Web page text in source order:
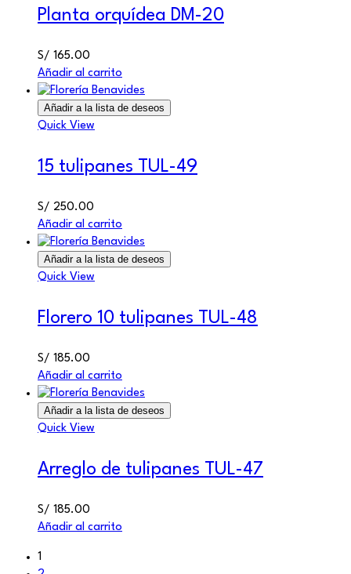
Planta orquídea DM-20
S/ 165.00
Añadir al carrito
Añadir a la lista de deseos
Quick View
15 tulipanes TUL-49
S/ 250.00
Añadir al carrito
Añadir a la lista de deseos
Quick View
Florero 10 tulipanes TUL-48
S/ 185.00
Añadir al carrito
Añadir a la lista de deseos
Quick View
Arreglo de tulipanes TUL-47
S/ 185.00
Añadir al carrito
1